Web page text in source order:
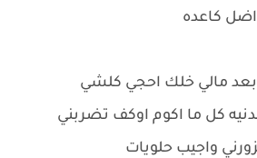
اضل كاعده
بعد مالي خلك احجي كلشي
كل ما اكوم اوكف تضربني
واجيب حلويات